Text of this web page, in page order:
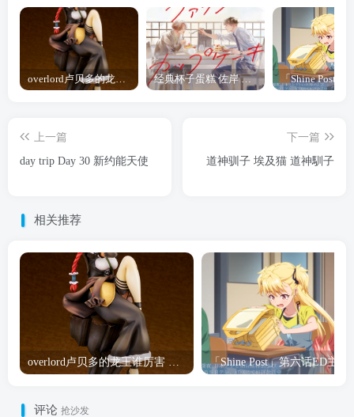
overlord卢贝多的龙王谁厉害 「Overlord」露普斯蕾琪娜·贝塔手办开订 经典杯子蛋糕 佐岸 漫画「经典杯子蛋糕」宣布真人日剧化
上一篇
day trip Day 30 新约能天使
下一篇
道神驯子 埃及猫 道神馴子
相关推荐
评论 抢沙发